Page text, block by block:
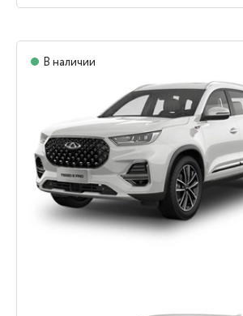
В наличии